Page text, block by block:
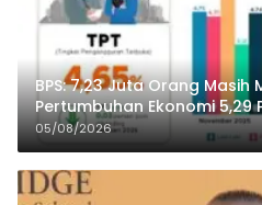
BPS: 7,23 Juta Orang
Pertumbuhan Ekonomi 5,29
05/08/2026